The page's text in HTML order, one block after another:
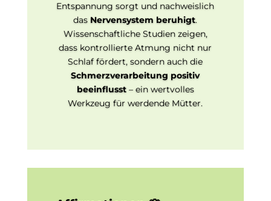
Entspannung sorgt und nachweislich
das Nervensystem beruhigt.
Wissenschaftliche Studien zeigen,
dass kontrollierte Atmung nicht nur
Schlaf fördert, sondern auch die
Schmerzverarbeitung positiv
beeinflusst– ein wertvolles
Werkzeug für werdende Mütter.